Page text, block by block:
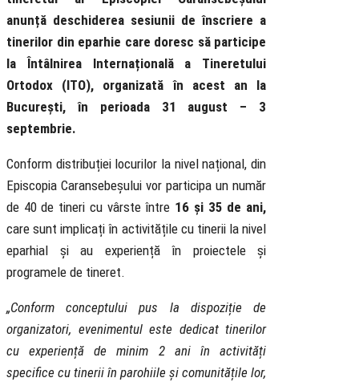
anunță deschiderea sesiunii de înscriere a
tinerilor din eparhie care doresc să participe
la Întâlnirea Internațională a Tineretului
Ortodox (ITO), organizată în acest an la
București, în perioada 31 august – 3
septembrie.
Conform distribuției locurilor la nivel național, din
Episcopia Caransebeșului vor participa un număr
de 40 de tineri cu vârste între 16 și 35 de ani,
care sunt implicați în activitățile cu tinerii la nivel
eparhial și au experiență în proiectele și
programele de tineret.
„Conform conceptului pus la dispoziție de
organizatori, evenimentul este dedicat tinerilor
cu experiență de minim 2 ani în activități
specifice cu tinerii în parohiile și comunitățile lor,